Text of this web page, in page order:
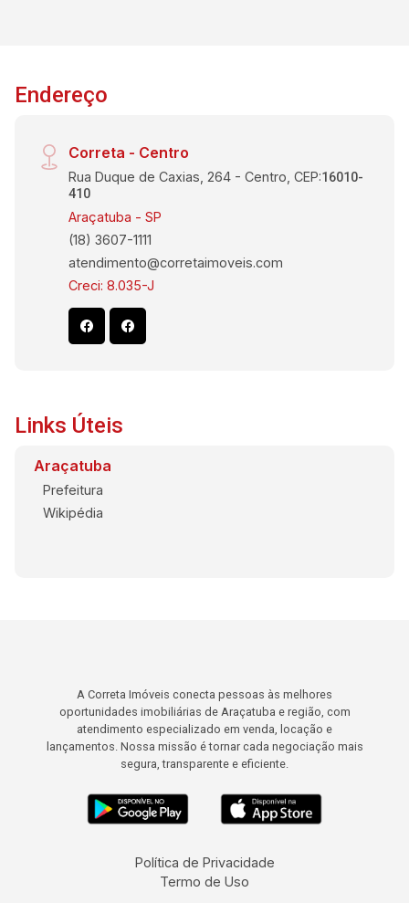
Endereço
Correta - Centro
Rua Duque de Caxias, 264 - Centro, CEP:16010-
410
Araçatuba - SP
(18) 3607-1111
atendimento@corretaimoveis.com
Creci: 8.035-J
Links Úteis
Araçatuba
Prefeitura
Wikipédia
A Correta Imóveis conecta pessoas às melhores
oportunidades imobiliárias de Araçatuba e região, com
atendimento especializado em venda, locação e
lançamentos. Nossa missão é tornar cada negociação mais
segura, transparente e eficiente.
Política de Privacidade
Termo de Uso